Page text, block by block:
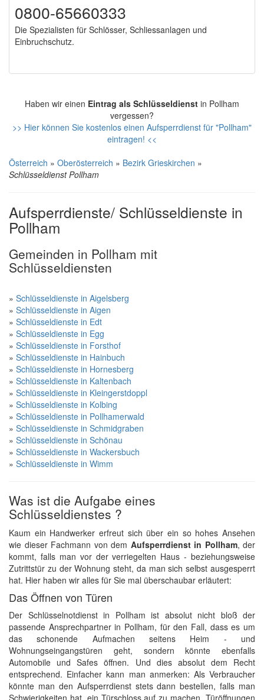
0800-65660333
Die Spezialisten für Schlösser, Schliessanlagen und
Einbruchschutz.
Haben wir einen Eintrag als Schlüsseldienst in Pollham
vergessen?
>> Hier können Sie kostenlos einen Aufsperrdienst für "Pollham"
eintragen! <<
Österreich » Oberösterreich » Bezirk Grieskirchen »
Schlüsseldienst Pollham
Aufsperrdienste/ Schlüsseldienste in
Pollham
Gemeinden in Pollham mit
Schlüsseldiensten
» Schlüsseldienste in Aigelsberg
» Schlüsseldienste in Aigen
» Schlüsseldienste in Edt
» Schlüsseldienste in Egg
» Schlüsseldienste in Forsthof
» Schlüsseldienste in Hainbuch
» Schlüsseldienste in Hornesberg
» Schlüsseldienste in Kaltenbach
» Schlüsseldienste in Kleingerstdoppl
» Schlüsseldienste in Kolbing
» Schlüsseldienste in Pollhamerwald
» Schlüsseldienste in Schmidgraben
» Schlüsseldienste in Schönau
» Schlüsseldienste in Wackersbuch
» Schlüsseldienste in Wimm
Was ist die Aufgabe eines
Schlüsseldienstes ?
Kaum ein Handwerker erfreut sich über ein so hohes Ansehen
wie dieser Fachmann von dem Aufsperrdienst in Pollham, der
kommt, falls man vor der verriegelten Haus - beziehungsweise
Zutrittstür zu der Wohnung steht, da man sich selbst ausgesperrt
hat. Hier haben wir alles für Sie mal überschaubar erläutert:
Das Öffnen von Türen
Der Schlüsselnotdienst in Pollham ist absolut nicht bloß der
passende Ansprechpartner in Pollham, für den Fall, dass es um
das schonende Aufmachen seitens Heim - und
Wohnungseingangstüren geht, sondern könnte ebenfalls
Automobile und Safes öffnen. Und dies absolut dem Recht
entsprechend. Einfacher kann man anmerken: Als Verbraucher
könnte man den Aufsperrdienst stets dann bestellen, falls man
Schwierigkeiten hat, ein Türschloss auf zu machen. Türöffnungen